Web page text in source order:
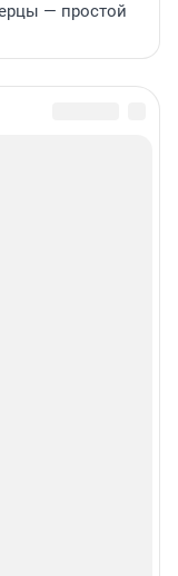
— простой